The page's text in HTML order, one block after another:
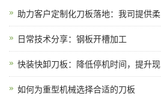
助力客户定制化刀板落地：我司提供柔
日常技术分享：钢板开槽加工
快装快卸刀板：降低停机时间，提升现
如何为重型机械选择合适的刀板